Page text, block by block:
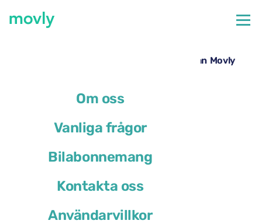
Om oss
Vanliga frågor
Bilabonnemang
Kontakta oss
Användarvillkor
Hyrbil på Faros flygplats – Toyota RAV4 från Movly